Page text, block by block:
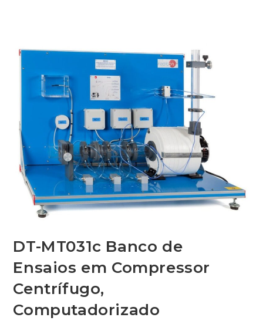
DT-MT031c Banco de
Ensaios em Compressor
Centrífugo,
Computadorizado